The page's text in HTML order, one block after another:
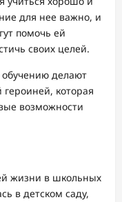
для нее важно, и
помочь ей
своих целей.
обучению делают
которая
возможности
жизни в школьных
в детском саду,